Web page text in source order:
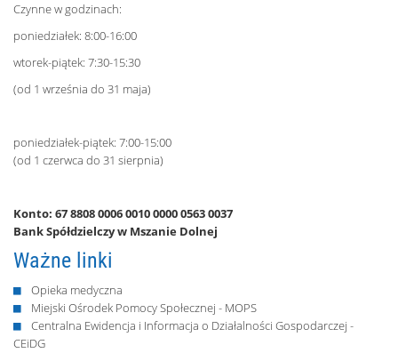
Czynne w godzinach:
poniedziałek: 8:00-16:00
wtorek-piątek: 7:30-15:30
(od 1 września do 31 maja)
poniedziałek-piątek: 7:00-15:00
(od 1 czerwca do 31 sierpnia)
Konto: 67 8808 0006 0010 0000 0563 0037
Bank Spółdzielczy w Mszanie Dolnej
Ważne linki
Opieka medyczna
Miejski Ośrodek Pomocy Społecznej - MOPS
Centralna Ewidencja i Informacja o Działalności Gospodarczej -
CEiDG